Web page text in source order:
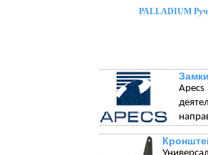
PALLADIUM
Apecs